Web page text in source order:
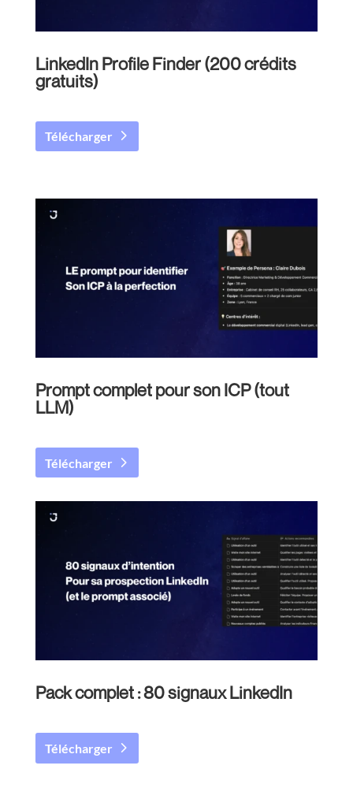
LinkedIn Profile Finder (200 crédits
gratuits)
Télécharger
Prompt complet pour son ICP (tout
LLM)
Télécharger
Pack complet : 80 signaux LinkedIn
Télécharger